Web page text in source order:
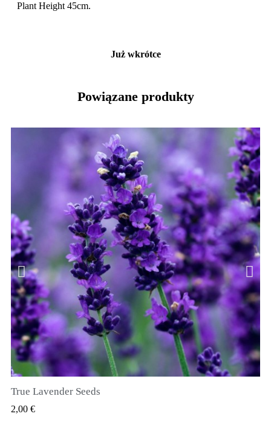
Plant Height 45cm.
Już wkrótce
Powiązane produkty
SZYBKI PODGLĄD
True Lavender Seeds
2,00 €